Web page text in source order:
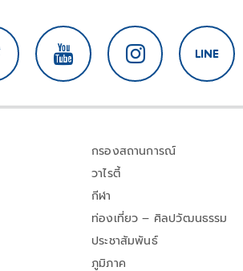
กรองสถานการณ์
วาไรตี้
กีฬา
ท่องเที่ยว – ศิลปวัฒนธรรม
ประชาสัมพันธ์
ภูมิภาค